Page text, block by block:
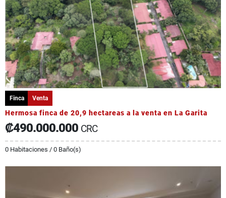
Finca Venta
Hermosa finca de 20,9 hectareas a la venta en La Garita
₡490.000.000 CRC
0 Habitaciones / 0 Baño(s)